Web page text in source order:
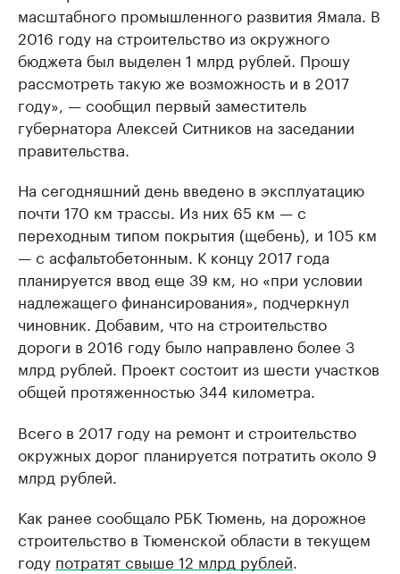
масштабного промышленного развития Ямала. В
2016 году на строительство из окружного
бюджета был выделен 1 млрд рублей. Прошу
рассмотреть такую же возможность и в 2017
году», — сообщил первый заместитель
губернатора Алексей Ситников на заседании
правительства.
На сегодняшний день введено в эксплуатацию
почти 170 км трассы. Из них 65 км — с
переходным типом покрытия (щебень), и 105 км
— с асфальтобетонным. К концу 2017 года
планируется ввод еще 39 км, но «при условии
надлежащего финансирования», подчеркнул
чиновник. Добавим, что на строительство
дороги в 2016 году было направлено более 3
млрд рублей. Проект состоит из шести участков
общей протяженностью 344 километра.
Всего в 2017 году на ремонт и строительство
окружных дорог планируется потратить около 9
млрд рублей.
Как ранее сообщало РБК Тюмень, на дорожное
строительство в Тюменской области в текущем
году потратят свыше 12 млрд рублей.